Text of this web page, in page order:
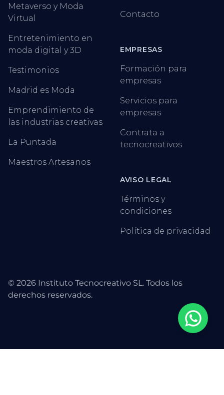
Metaverso y Moda
Virtual
Entretenimiento en
moda digital y 3D
Testimonios
Madrid es Moda
Emprendimiento de
las industrias creativas
La Puntada
Maestros Artesanos
Contacto
EMPRESAS
Formación para
empresas
Servicios para
empresas
Contrata a
tecnocreativos
AVISO LEGAL
Términos y
condiciones
Política de privacidad
© 2026 Instituto Tecnocreativo SL. Todos los
derechos reservados.